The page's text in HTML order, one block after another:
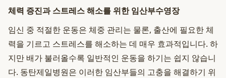
체력 증진과 스트레스 해소를 위한 임산부수영장
임신 중 적절한 운동은 체중 관리는 물론, 출산에 필요한 체
력을 기르고 스트레스를 해소하는 데 매우 효과적입니다. 하
지만 배가 불러올수록 일반적인 운동을 하기는 쉽지 않습니
다. 동탄제일병원은 이러한 임산부들의 고충을 해결하기 위